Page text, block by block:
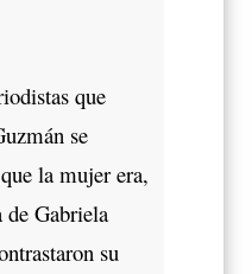
que
se
la mujer era,
de Gabriela
su